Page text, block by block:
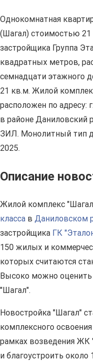
Однокомнатная
(Шагал) стоимостью 21
застройщика Группа
квадратных метров,
семнадцати этажного
21 кв.м. Жилой
расположен по адресу:
в районе Даниловский
ЗИЛ. Монолитный тип
2025.
Описание
Жилой комплекс
класса в Даниловском
застройщика ГК
150 жилых и
которых считаются
Высоко можно
"Шагал".
Новостройка "Шагал"
комплексного
рамках возведения ЖК
и благоустроить